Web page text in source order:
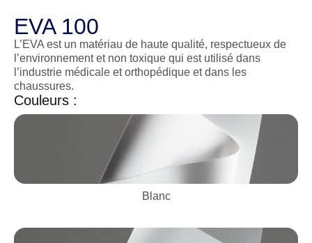
EVA 100
L’EVA est un matériau de haute qualité, respectueux de
l’environnement et non toxique qui est utilisé dans
l’industrie médicale et orthopédique et dans les
chaussures.
Couleurs :
Blanc